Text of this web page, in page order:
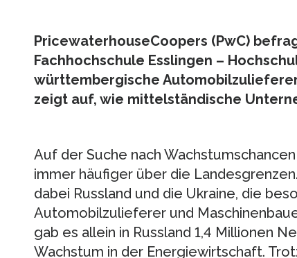
PricewaterhouseCoopers (PwC)
Fachhochschule Esslingen –
württembergische
zeigt auf, wie mittelständische
Auf der Suche nach
immer häufiger über die
dabei Russland und die Ukraine, die
Automobilzulieferer und
gab es allein in Russland 1,4 Millionen
Wachstum in der Energiewirtschaft.